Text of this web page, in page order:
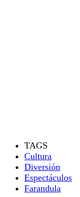
TAGS
Cultura
Diversión
Espectáculos
Farandula